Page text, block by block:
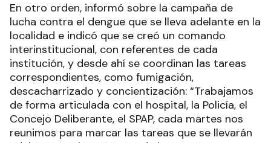
En otro orden, informó sobre la campaña de
lucha contra el dengue que se lleva adelante en la
localidad e indicó que se creó un comando
interinstitucional, con referentes de cada
institución, y desde ahí se coordinan las tareas
correspondientes, como fumigación,
descacharrizado y concientización: “Trabajamos
de forma articulada con el hospital, la Policía, el
Concejo Deliberante, el SPAP, cada martes nos
reunimos para marcar las tareas que se llevarán